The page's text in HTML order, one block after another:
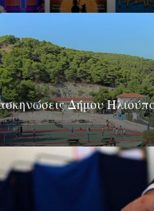
Δήμου